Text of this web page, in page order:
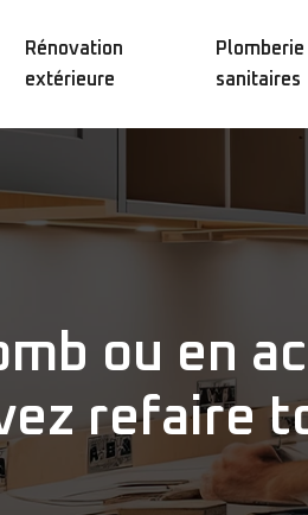
Rénovation
extérieure
sanitaires
ou en
refaire